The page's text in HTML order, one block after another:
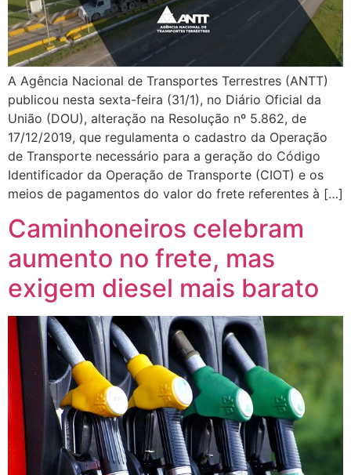
A Agência Nacional de Transportes Terrestres (ANTT)
publicou nesta sexta-feira (31/1), no Diário Oficial da
União (DOU), alteração na Resolução nº 5.862, de
17/12/2019, que regulamenta o cadastro da Operação
de Transporte necessário para a geração do Código
Identificador da Operação de Transporte (CIOT) e os
meios de pagamentos do valor do frete referentes à […]
Caminhoneiros celebram
aumento no frete, mas
exigem diesel mais barato